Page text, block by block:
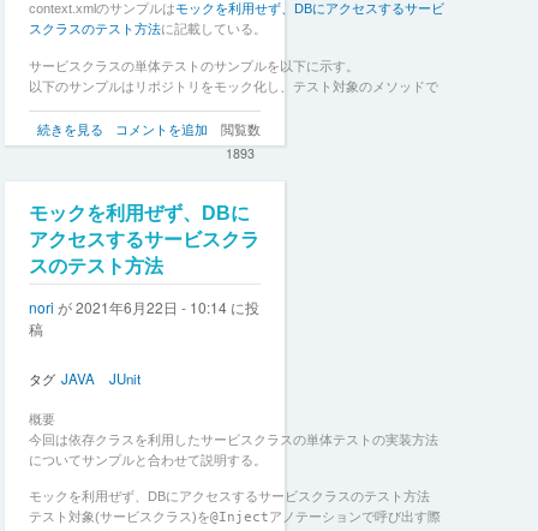
context.xmlのサンプルはモックを利用せず、DBにアクセスするサービ
スクラスのテスト方法に記載している。
サービスクラスの単体テストのサンプルを以下に示す。
以下のサンプルはリポジトリをモック化し、テスト対象のメソッドで
を検証している。
モ
ッ
利
用
す
る
ー
ビ
ク
ス
の
テ
ト
方
続きを見る コメントを追加
閲覧数
1893
モックを利用ぜず、DBに
アクセスするサービスクラ
スのテスト方法
nori が2021年6月22日 - 10:14 に投
稿
タグ JAVA JUnit
概要
今回は依存クラスを利用したサービスクラスの単体テストの実装方法
についてサンプルと合わせて説明する。
モックを利用ぜず、DBにアクセスするサービスクラスのテスト方法
テスト対象(サービスクラス)を@Injectアノテーションで呼び出す際